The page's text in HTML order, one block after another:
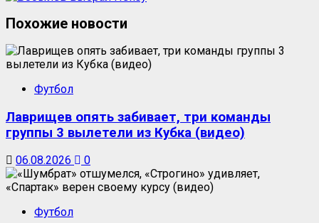
Похожие новости
Футбол
Лаврищев опять забивает, три команды
группы 3 вылетели из Кубка (видео)
06.08.2026 0
Футбол